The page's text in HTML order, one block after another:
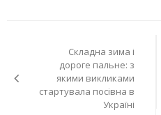
записів
Складна зима і
дороге пальне: з
якими викликами
стартувала посівна в
Україні